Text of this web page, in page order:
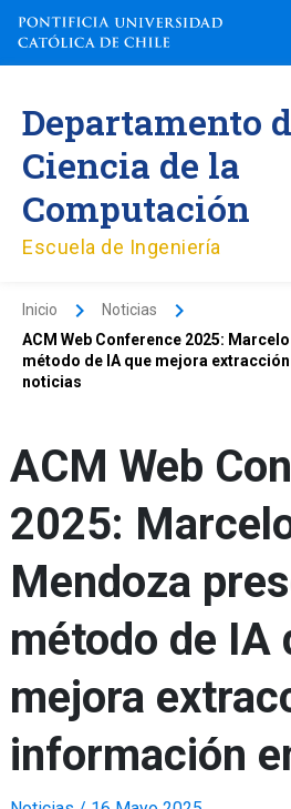
contenido
Departamento
Ciencia de la
Computación
Escuela de Ingeniería
Inicio
Noticias
ACM Web Conference 2025:
método de IA que mejora
noticias
ACM Web
2025:
Mendoza
método de IA
mejora
información